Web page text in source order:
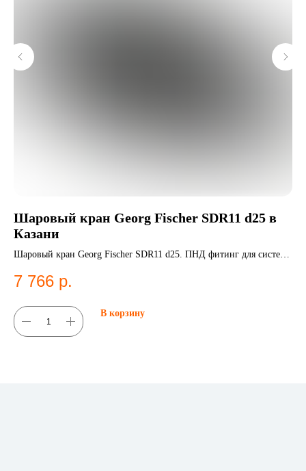
Шаровый кран Georg Fischer SDR11 d25 в
Казани
Шаровый кран Georg Fischer SDR11 d25. ПНД фитинг для систем
7 766 р.
В корзину